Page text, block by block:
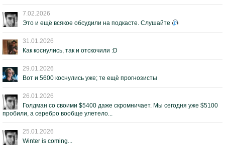
7.02.2026
Это и ещё всякое обсудили на подкасте. Слушайте
31.01.2026
Как коснулись, так и отскочили :D
29.01.2026
Вот и 5600 коснулись уже; те ещё прогнозисты
26.01.2026
Голдман со своими $5400 даже скромничает. Мы сегодня уже $5100
пробили, а серебро вообще улетело...
25.01.2026
Winter is coming...